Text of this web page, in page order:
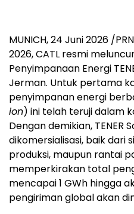
MUNICH, 24 Juni 2026 /
2026, CATL resmi
Penyimpanaan Energi
Jerman. Untuk pertama
penyimpanan energi
ion) ini telah teruji dalam
Dengan demikian, TENER
dikomersialisasi, baik dari
produksi, maupun rantai
memperkirakan total
mencapai 1 GWh hingga
pengiriman global akan